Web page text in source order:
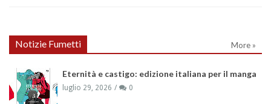
Notizie Fumetti More »
Eternità e castigo: edizione italiana per il manga
luglio 29, 2026 0